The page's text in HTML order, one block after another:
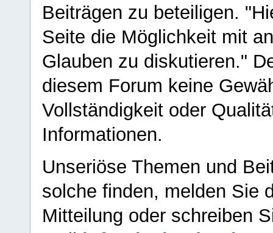
Beiträgen zu beteiligen.
Seite die Möglichkeit mit
Glauben zu diskutieren."
diesem Forum keine
Vollständigkeit oder
Informationen.
Unseriöse Themen und
solche finden, melden Sie
Mitteilung oder schreiben